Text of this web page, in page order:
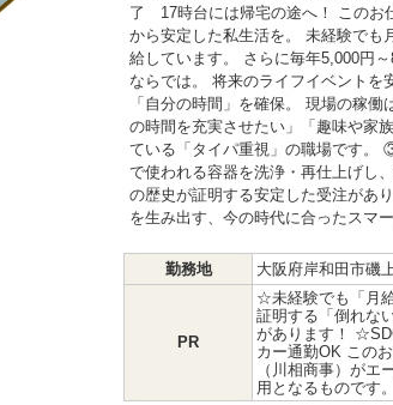
了 17時台には帰宅の途へ！ このお
から安定した私生活を。 未経験でも
給しています。 さらに毎年5,000円
ならでは。 将来のライフイベント
「自分の時間」を確保。 現場の稼
の時間を充実させたい」「趣味や家
ている「タイパ重視」の職場です。
で使われる容器を洗浄・再仕上げし
の歴史が証明する安定した受注があ
を生み出す、今の時代に合ったスマ
勤務地 大阪府岸和田市磯
PR
☆未経験でも「月
証明する「倒れな
があります！
カー通勤OK この
（川相商事）が
用となるものです